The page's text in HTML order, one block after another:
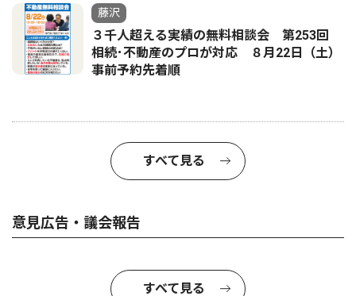
藤沢
３千人超える実績の無料相談会 第253回
相続･不動産のプロが対応 ８月22日（土）
事前予約先着順
すべて見る
意見広告・議会報告
すべて見る